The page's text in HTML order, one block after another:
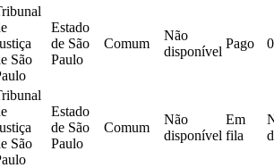
São
Estado
de São
Paulo
Comum
Não
disponível
Pago
São
Estado
de São
Paulo
Comum
Não
disponível
Em
fila